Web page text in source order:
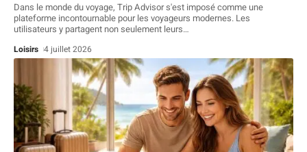
Dans le monde du voyage, Trip Advisor s'est imposé comme une
plateforme incontournable pour les voyageurs modernes. Les
utilisateurs y partagent non seulement leurs…
Loisirs 4 juillet 2026